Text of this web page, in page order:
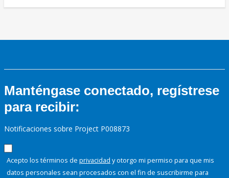
Manténgase conectado, regístrese
para recibir:
Notificaciones sobre Project P008873
Acepto los términos de privacidad y otorgo mi permiso para que mis
datos personales sean procesados con el fin de suscribirme para